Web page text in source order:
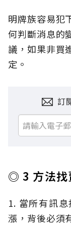
明牌族容易犯
何判斷消息的
議，如果非買
定。
訂
◎ 3 方法找
1. 當所有訊
漲，背後必須